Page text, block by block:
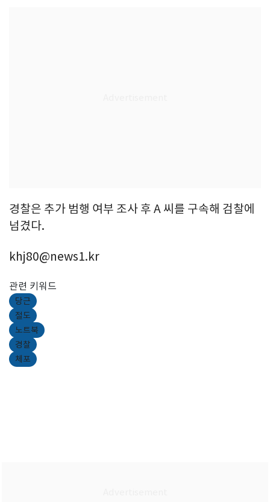
경찰은 추가 범행 여부 조사 후 A 씨를 구속해 검찰에
넘겼다.
khj80@news1.kr
관련 키워드
당근
절도
노트북
경찰
체포